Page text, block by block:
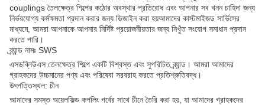
couplings তৈলক্ষেত্র শিল্পের কঠোর অবস্থার প্রতিরোধ এবং আপনার সব খনন চাহিদা জন্য
নির্ভরযোগ্য কর্মক্ষমতা প্রদান করার জন্য ডিজাইন করা হয়আমাদের কাস্টমাইজড সার্ভিসের
মাধ্যমে, আমরা আপনাকে আপনার নির্দিষ্ট প্রয়োজনীয়তার জন্য নিখুঁত সংযোগ সমাধান প্রদান
করতে পারি।
ব্র্যান্ড নামঃ SWS
এসডব্লিউএস তেলক্ষেত্র শিল্পে একটি বিশ্বস্ত এবং সুপরিচিত ব্র্যান্ড। আমরা আমাদের
গ্রাহকদের উচ্চমানের পণ্য এবং পরিষেবা সরবরাহ করতে প্রতিশ্রুতিবদ্ধ।
উৎপত্তিস্থল: চীন
আমাদের সমস্ত অয়েলফিল্ড কপলিং গর্বের সাথে চীনে তৈরি করা হয়, যা আমাদের গ্রাহকদের